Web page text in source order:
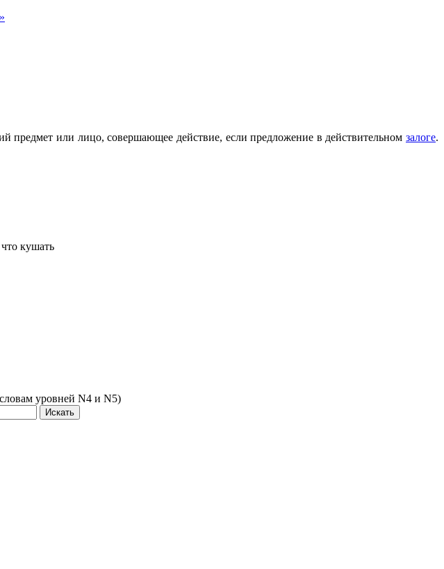
или лицо, совершающее действие, если предложение в действительном залоге.
кушать
уровней N4 и N5)